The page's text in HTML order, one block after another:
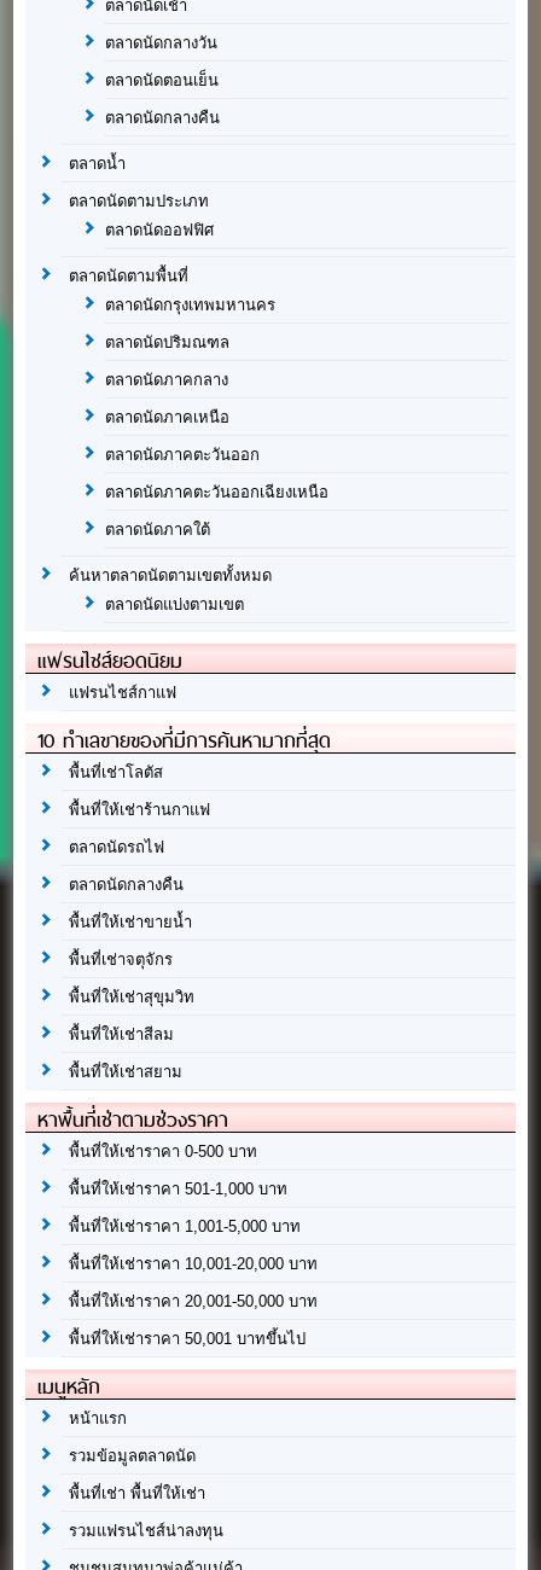
ตลาดนัดเช้า
ตลาดนัดกลางวัน
ตลาดนัดตอนเย็น
ตลาดนัดกลางคืน
ตลาดน้ำ
ตลาดนัดตามประเภท
ตลาดนัดออฟฟิศ
ตลาดนัดตามพื้นที่
ตลาดนัดกรุงเทพมหานคร
ตลาดนัดปริมณฑล
ตลาดนัดภาคกลาง
ตลาดนัดภาคเหนือ
ตลาดนัดภาคตะวันออก
ตลาดนัดภาคตะวันออกเฉียงเหนือ
ตลาดนัดภาคใต้
ค้นหาตลาดนัดตามเขตทั้งหมด
ตลาดนัดแบ่งตามเขต
แฟรนไชส์ยอดนิยม
แฟรนไชส์กาแฟ
10 ทำเลขายของที่มีการค้นหามากที่สุด
พื้นที่เช่าโลตัส
พื้นที่ให้เช่าร้านกาแฟ
ตลาดนัดรถไฟ
ตลาดนัดกลางคืน
พื้นที่ให้เช่าขายน้ำ
พื้นที่เช่าจตุจักร
พื้นที่ให้เช่าสุขุมวิท
พื้นที่ให้เช่าสีลม
พื้นที่ให้เช่าสยาม
หาพื้นที่เช่าตามช่วงราคา
พื้นที่ให้เช่าราคา 0-500 บาท
พื้นที่ให้เช่าราคา 501-1,000 บาท
พื้นที่ให้เช่าราคา 1,001-5,000 บาท
พื้นที่ให้เช่าราคา 10,001-20,000 บาท
พื้นที่ให้เช่าราคา 20,001-50,000 บาท
พื้นที่ให้เช่าราคา 50,001 บาทขึ้นไป
เมนูหลัก
หน้าแรก
รวมข้อมูลตลาดนัด
พื้นที่เช่า พื้นที่ให้เช่า
รวมแฟรนไชส์น่าลงทุน